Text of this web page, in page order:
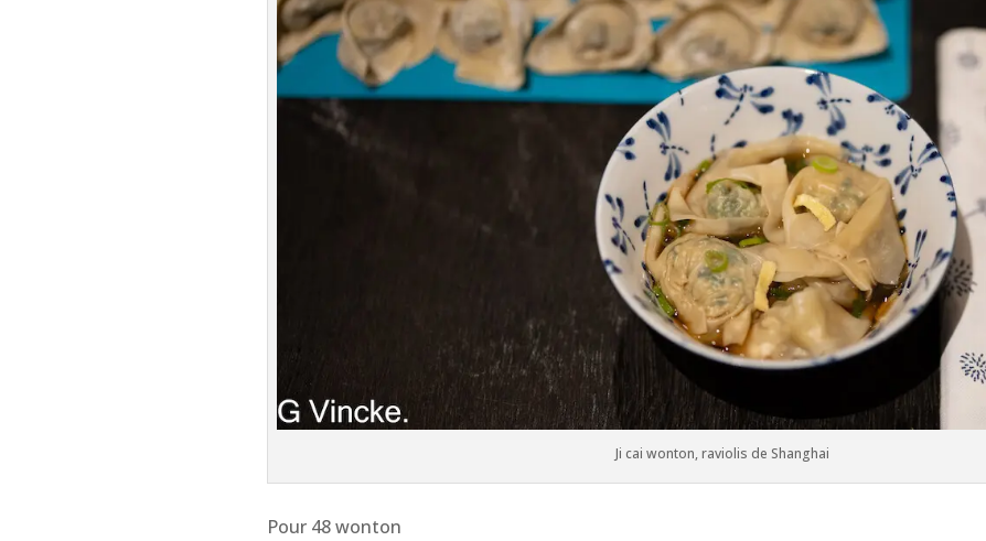
Ji cai wonton, raviolis de Shanghai
Pour 48 wonton